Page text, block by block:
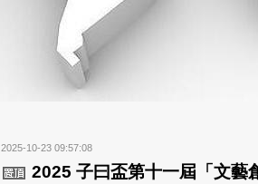
2025-10-23 09:57:08
2025 子曰盃第十一屆「文藝